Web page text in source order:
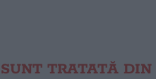
SUNT TRATATĂ